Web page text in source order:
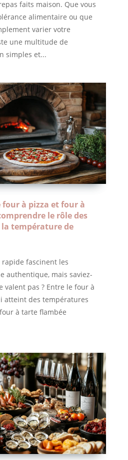
faits maison. Que vous
alimentaire ou que
varier votre
une multitude de
simples et...
à pizza et four à
le rôle des
température de
rapide fascinent les
authentique, mais saviez-
valent pas ? Entre le four à
atteint des températures
à tarte flambée